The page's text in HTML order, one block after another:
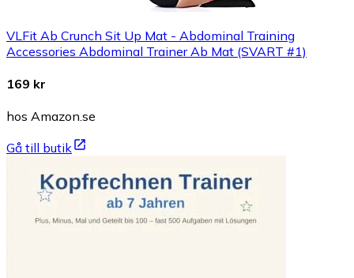
VLFit Ab Crunch Sit Up Mat - Abdominal Training
Accessories Abdominal Trainer Ab Mat (SVART #1)
169 kr
hos Amazon.se
Gå till butik